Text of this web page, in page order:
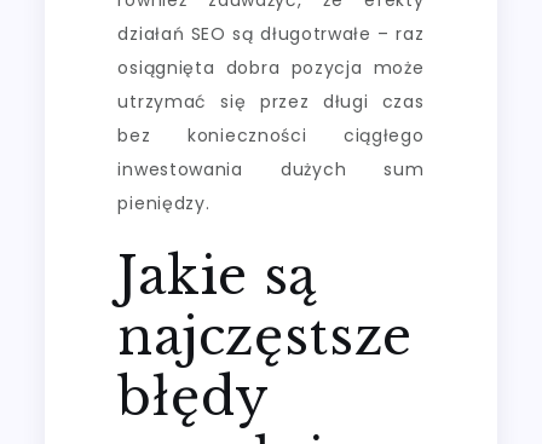
działań SEO są długotrwałe – raz
osiągnięta dobra pozycja może
utrzymać się przez długi czas
bez konieczności ciągłego
inwestowania dużych sum
pieniędzy.
Jakie są
najczęstsze
błędy